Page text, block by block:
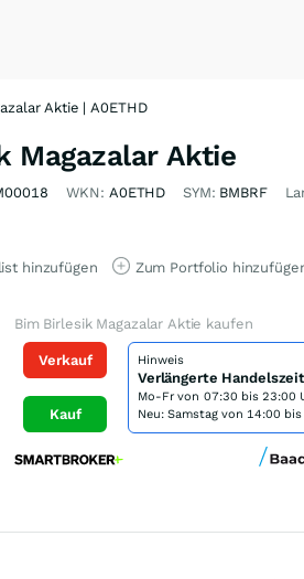
Aktie | A0ETHD
Magazalar Aktie
WKN: A0ETHD SYM: BMBRF
hinzufügen Zum Portfolio
Bim Birlesik Magazalar Aktie kaufen
Verkauf
Kauf
Hinweis
Verlängerte
Mo-Fr von 07:30 bis 23:00
Neu: Samstag von 14:00